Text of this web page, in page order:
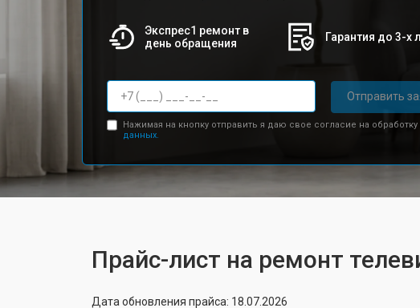
Экспрес1 ремонт в
день обращения
Гарантия до 3-х
Отправить
Нажимая на кнопку отправить я даю свое согласие на обработку
данных.
Прайс-лист на ремонт
Дата обновления прайса: 18.07.2026